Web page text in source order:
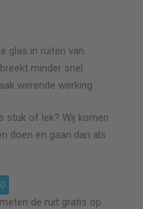
glas in ruiten van.
minder snel.
werende werking.
stuk of lek? Wij komen
doen en gaan dan als
de ruit gratis op.